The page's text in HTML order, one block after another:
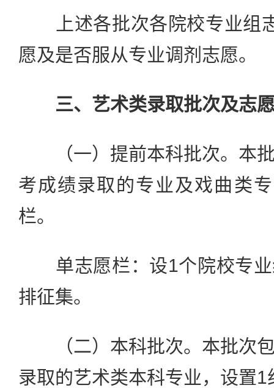
上述各批次各院校专业组
愿及是否服从专业调剂志愿。
三、艺术类录取批次及志
（一）提前本科批次。本批
考成绩录取的专业及戏曲类
栏。
单志愿栏：设1个院校专业
排征集。
（二）本科批次。本批次包
录取的艺术类本科专业，设置1